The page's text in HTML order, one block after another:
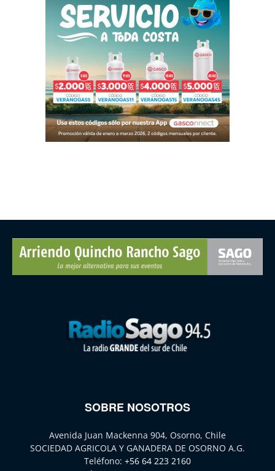
SOBRE NOSOTROS
Avenida Juan Mackenna 904, Osorno, Chile
SOCIEDAD AGRICOLA Y GANADERA DE OSORNO A.G.
Teléfono: +56 64 223 2160